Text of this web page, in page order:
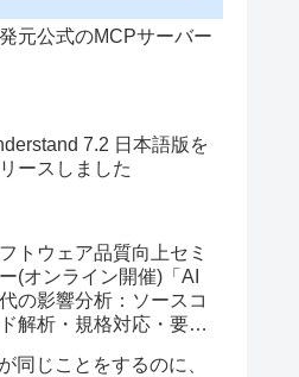
元公式のMCPサーバー
7.2 日本語版を
ースしました
トウェア品質向上セミ
(オンライン開催)「AI
の影響分析：ソースコ
解析・規格対応・要件
同じことをするのに、